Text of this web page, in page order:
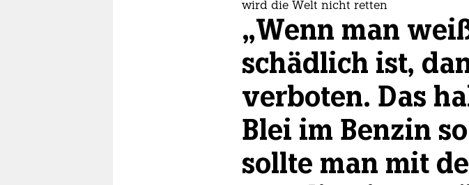
wird die Welt nicht retten
„Wenn man
schädlich ist,
verboten. Das
Blei im Benzin
sollte man mit